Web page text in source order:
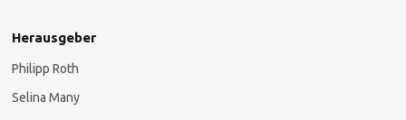
Herausgeber
Philipp Roth
Selina Many